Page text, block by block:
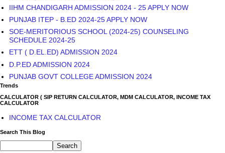
IIHM CHANDIGARH ADMISSION 2024 - 25 APPLY NOW
PUNJAB ITEP - B.ED 2024-25 APPLY NOW
SOE-MERITORIOUS SCHOOL (2024-25) COUNSELING
SCHEDULE 2024-25
ETT ( D.EL.ED) ADMISSION 2024
D.P.ED ADMISSION 2024
PUNJAB GOVT COLLEGE ADMISSION 2024
Trends
CALCULATOR ( SIP RETURN CALCULATOR, MDM CALCULATOR, INCOME TAX
CALCULATOR
INCOME TAX CALCULATOR
Search This Blog